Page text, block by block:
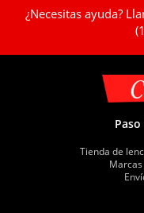
¿Necesitas ayuda?
Paso
Tienda de